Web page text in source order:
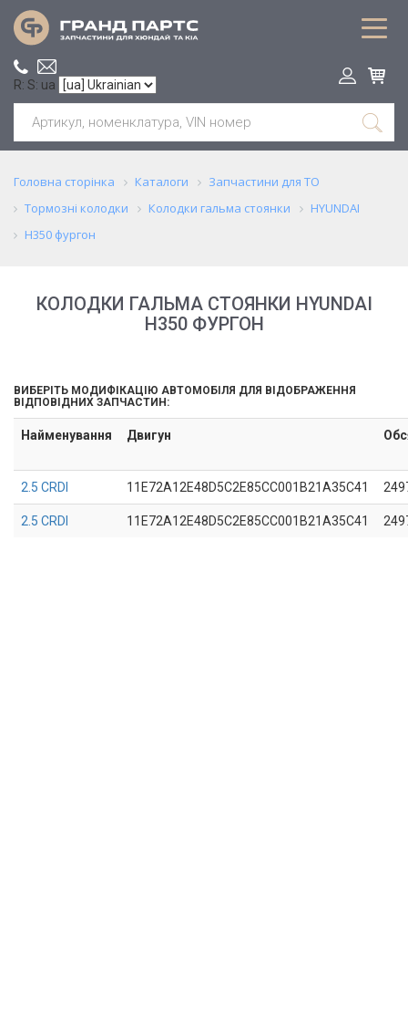
R: S: ua
Головна сторінка Каталоги
Запчастини для ТО
Тормозні колодки
Колодки гальма стоянки
HYUNDAI
H350 фургон
КОЛОДКИ ГАЛЬМА СТОЯНКИ HYUNDAI
H350 ФУРГОН
ВИБЕРІТЬ МОДИФІКАЦІЮ АВТОМОБІЛЯ ДЛЯ ВІДОБРАЖЕННЯ
ВІДПОВІДНИХ ЗАПЧАСТИН:
Найменування Двигун
2.5 CRDI 11E72A12E48D5C2E85CC001B21A35C41
2.5 CRDI 11E72A12E48D5C2E85CC001B21A35C41